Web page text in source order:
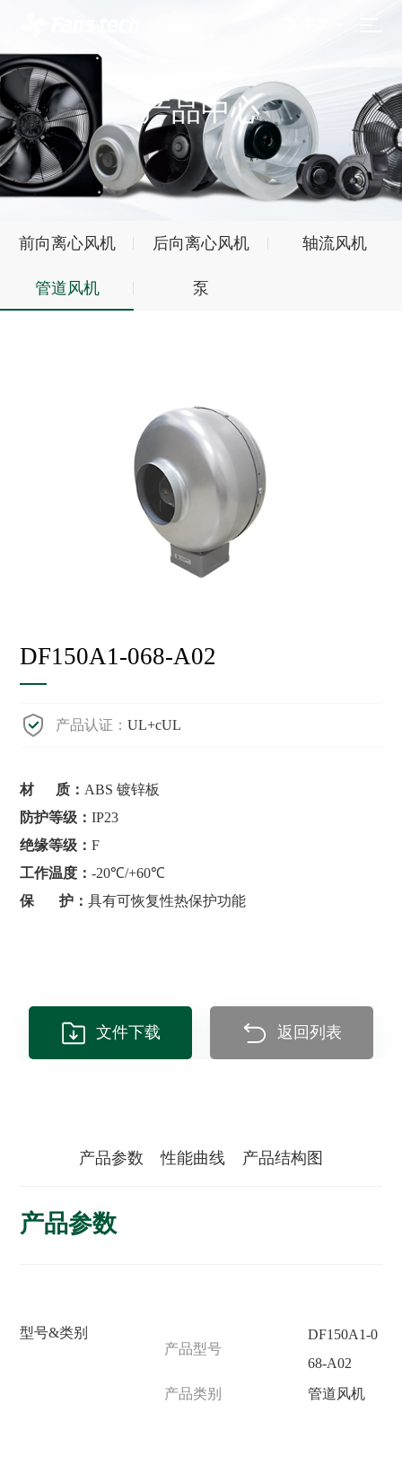
产品中心
前向离心风机 后向离心风机 轴流风机
管道风机 泵
DF150A1-068-A02
产品认证：UL+cUL
材 质： ABS 镀锌板
防护等级：IP23
绝缘等级：F
工作温度：-20℃/+60℃
保 护：具有可恢复性热保护功能
文件下载 返回列表
产品参数 性能曲线 产品结构图
产品参数
型号&类别
产品型号
DF150A1-0
68-A02
产品类别
管道风机